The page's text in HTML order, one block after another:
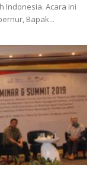
Indonesia. Acara ini
Bapak...